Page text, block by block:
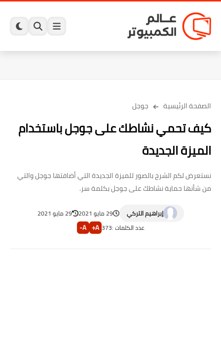
الصفحة الرئيسية جوجل
كيف تحمي نشاطك على جوجل باستخدام
الميزة الجديدة
نستعرض لكم الشرح بالصور للميزة الجديدة التي أضافتها جوجل والتي
من شأنها حماية نشاطك على جوجل بكلمة سر.
إبراهيم التركي 29 مايو 2021
29 مايو 2021
عدد الكلمات :373
A+
A-